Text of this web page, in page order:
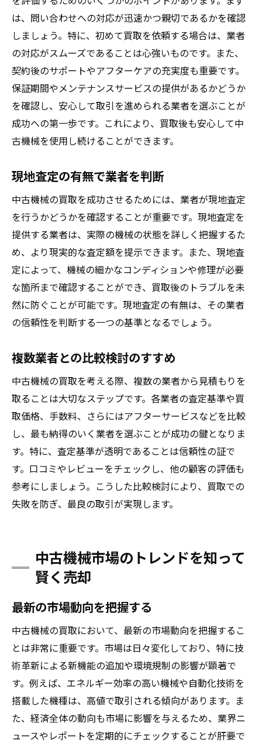
は、問い合わせへの対応が迅速かつ親切であるかを確認
しましょう。特に、初めて買取を依頼する場合は、業者
の対応がスムーズであることは心強いものです。また、
契約後のサポートやアフターケアの充実度も重要です。
保証期間やメンテナンスサービスの提供があるかどうか
を確認し、安心して取引を進められる業者を選ぶことが
成功への第一歩です。これにより、買取後も安心して中
古機械を使用し続けることができます。
現地査定の有無で業者を判断
中古機械の買取を成功させるためには、業者が現地査定
を行うかどうかを確認することが重要です。現地査定を
提供する業者は、実際の機械の状態を詳しく把握するた
め、より現実的な査定額を提示できます。また、現地査
定によって、機械の細かなコンディションや修理が必要
な箇所まで確認することができ、買取後のトラブルを未
然に防ぐことが可能です。現地査定の有無は、その業者
の信頼性を判断する一つの基準となるでしょう。
複数業者との比較検討のすすめ
中古機械の買取を考える際、複数の業者から見積もりを
取ることは大切なステップです。各業者の査定基準や買
取価格、手数料、さらにはアフターサービスなどを比較
し、最も納得のいく業者を選ぶことが成功の鍵となりま
す。特に、査定基準が透明であることは信頼性の証で
す。口コミやレビューをチェックし、他の顧客の評価も
参考にしましょう。こうした比較検討により、買取での
失敗を防ぎ、最良の取引が実現します。
中古機械市場のトレンドを知って
賢く売却
最新の市場動向を把握する
中古機械の買取において、最新の市場動向を把握するこ
とは非常に重要です。市場は日々変化しており、特に技
術革新による新機能の追加や環境規制の影響が顕著で
す。例えば、エネルギー効率の高い機械や自動化技術を
搭載した機種は、高値で取引される傾向があります。ま
た、経済全体の動向も市場に影響を与えるため、業界ニ
ュースやレポートを定期的にチェックすることが肝要で